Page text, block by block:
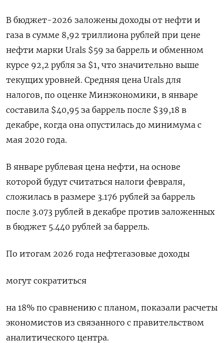
В бюджет-2026 заложены доходы от нефти и
газа в ‌сумме 8,92 триллиона рублей при цене
нефти марки Urals $59 за баррель и обменном
курсе 92,2 рубля за $1, что значительно выше
текущих уровней. Средняя цена Urals для
налогов, по оценке Минэкономики, в январе
составила $40,95 за баррель после $39,18 в
декабре, когда она опустилась до минимума с
мая 2020 года.
В январе рублевая цена нефти, на основе
которой будут считаться ‍налоги февраля,
сложилась в размере ‍3.176 рублей за баррель
после 3.073 рублей в декабре против заложенных
в бюджет 5.440 рублей за ‍баррель.
По итогам 2026 года нефтегазовые доходы
могут сократиться
на 18% по сравнению с планом, показали расчеты
экономистов из связанного с правительством
аналитического центра.